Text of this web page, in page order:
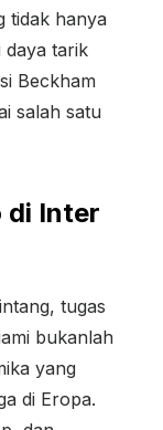
tidak hanya
daya tarik
Beckham
salah satu
di Inter
tugas
bukanlah
yang
di Eropa.